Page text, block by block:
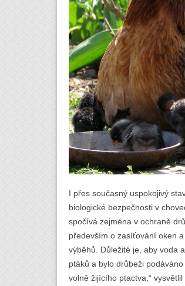
I přes současný uspokojivý
biologické bezpečnosti v
spočívá zejména v ochraně
především o zasíťování oken
výběhů. Důležité je, aby voda
ptáků a bylo drůbeži
volně žijícího ptactva,“